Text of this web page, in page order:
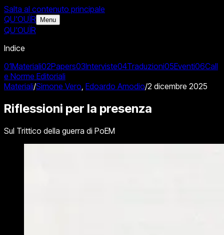
Salta al contenuto principale
QU'OUÏR
Menu
QU'OUÏR
Indice
01Materiali02Papers03Interviste04Traduzioni05Eventi06Call
e Norme Editoriali
Materiali/Simone Vero, Edoardo Amodio/2 dicembre 2025
Riflessioni per la presenza
Sul Trittico della guerra di PoEM